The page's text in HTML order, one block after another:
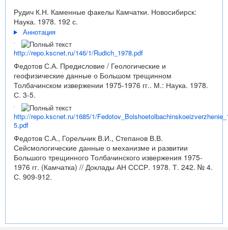
Рудич К.Н. Каменные факелы Камчатки. Новосибирск:
Наука. 1978. 192 с.
Аннотация
http://repo.kscnet.ru/146/1/Rudich_1978.pdf
Федотов С.А. Предисловие / Геологические и
геофизические данные о Большом трещинном
Толбачинском извержении 1975-1976 гг.. М.: Наука. 1978.
С. 3-5.
http://repo.kscnet.ru/1685/1/
5.pdf
Федотов С.А., Горельчик В.И., Степанов В.В.
Сейсмологические данные о механизме и развитии
Большого трещинного Толбачинского извержения 1975-
1976 гг. (Камчатка) // Доклады АН СССР. 1978. Т. 242. № 4.
С. 909-912.